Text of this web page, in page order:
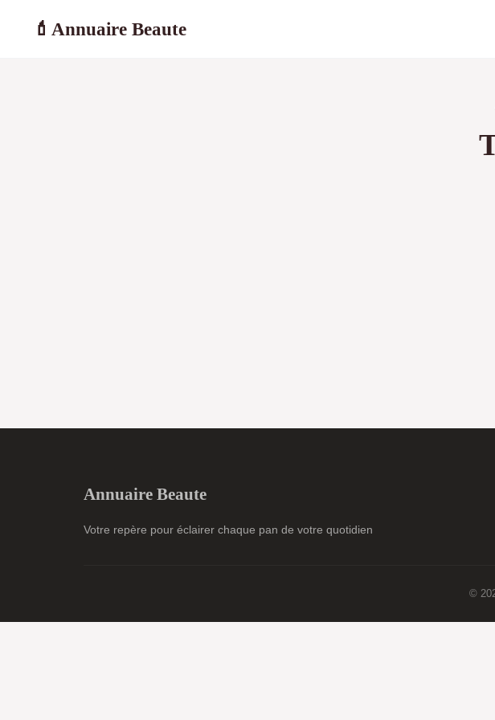
💄 Annuaire Beaute
Annuaire Beaute
Votre repère pour éclairer chaque pan de votre quotidien
©